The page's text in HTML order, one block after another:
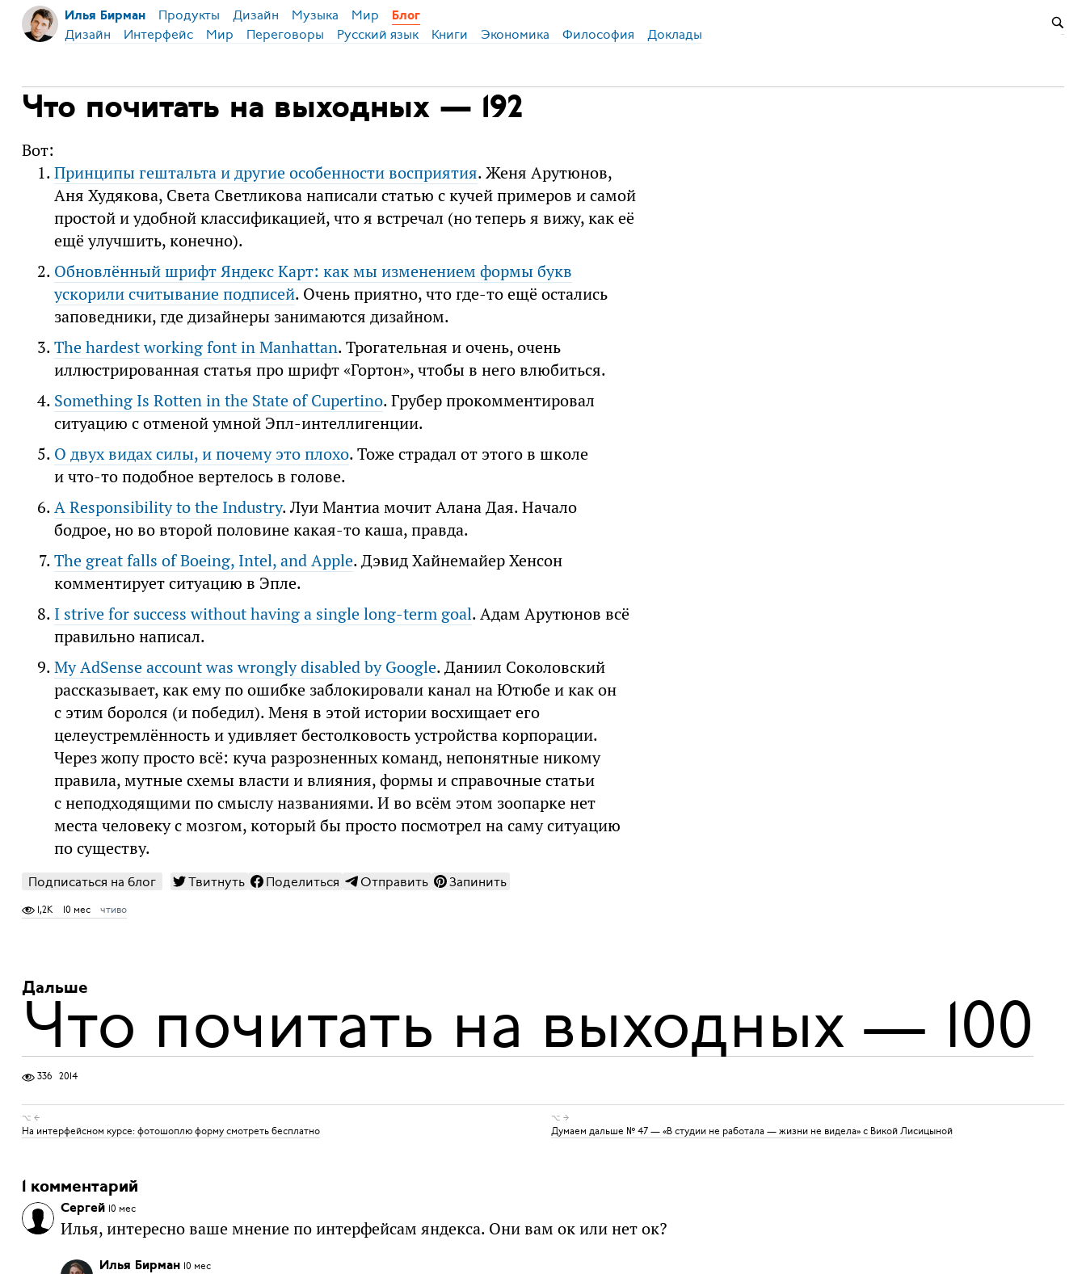
Илья Бирман Продукты Дизайн Музыка Мир Блог
Дизайн Интерфейс Мир Переговоры Русский язык Книги Экономика Философия Доклады
Что почитать на выходных — 192
Вот:
Принципы гештальта и другие особенности восприятия. Женя Арутюнов,
Аня Худякова, Света Светликова написали статью с кучей примеров и самой
простой и удобной классификацией, что я встречал (но теперь я вижу, как её
ещё улучшить, конечно).
Обновлённый шрифт Яндекс Карт: как мы изменением формы букв
ускорили считывание подписей. Очень приятно, что где-то ещё остались
заповедники, где дизайнеры занимаются дизайном.
The hardest working font in Manhattan. Трогательная и очень, очень
иллюстрированная статья про шрифт «Гортон», чтобы в него влюбиться.
Something Is Rotten in the State of Cupertino. Грубер прокомментировал
ситуацию с отменой умной Эпл-интеллигенции.
О двух видах силы, и почему это плохо. Тоже страдал от этого в школе
и что-то подобное вертелось в голове.
A Responsibility to the Industry. Луи Мантиа мочит Алана Дая. Начало
бодрое, но во второй половине какая-то каша, правда.
The great falls of Boeing, Intel, and Apple. Дэвид Хайнемайер Хенсон
комментирует ситуацию в Эпле.
I strive for success without having a single long-term goal. Адам Арутюнов всё
правильно написал.
My AdSense account was wrongly disabled by Google. Даниил Соколовский
рассказывает, как ему по ошибке заблокировали канал на Ютюбе и как он
с этим боролся (и победил). Меня в этой истории восхищает его
целеустремлённость и удивляет бестолковость устройства корпорации.
Через жопу просто всё: куча разрозненных команд, непонятные никому
правила, мутные схемы власти и влияния, формы и справочные статьи
с неподходящими по смыслу названиями. И во всём этом зоопарке нет
места человеку с мозгом, который бы просто посмотрел на саму ситуацию
по существу.
Подписаться на блог Твитнуть Поделиться Отправить Запинить
1,2K 10 мес чтиво
Дальше
Что почитать на выходных — 100
336 2014
⌥ ←
На интерфейсном курсе: фотошоплю форму смотреть бесплатно
⌥ →
Думаем дальше № 47 — «В студии не работала — жизни не видела» c Викой Лисицыной
1 комментарий
Сергей 10 мес
Илья, интересно ваше мнение по интерфейсам яндекса. Они вам ок или нет ок?
Илья Бирман 10 мес